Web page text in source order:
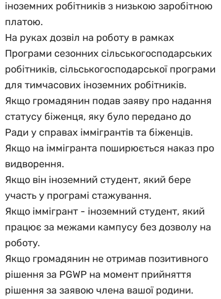
іноземних робітників з низькою заробітною
платою.
На руках дозвіл на роботу в рамках
Програми сезонних сільськогосподарських
робітників, сільськогосподарської програми
для тимчасових іноземних робітників.
Якщо громадянин подав заяву про надання
статусу біженця, яку було передано до
Ради у справах іммігрантів та біженців.
Якщо на іммігранта поширюється наказ про
видворення.
Якщо він іноземний студент, який бере
участь у програмі стажування.
Якщо іммігрант - іноземний студент, який
працює за межами кампусу без дозволу на
роботу.
Якщо громадянин не отримав позитивного
рішення за PGWP на момент прийняття
рішення за заявою члена вашої родини.